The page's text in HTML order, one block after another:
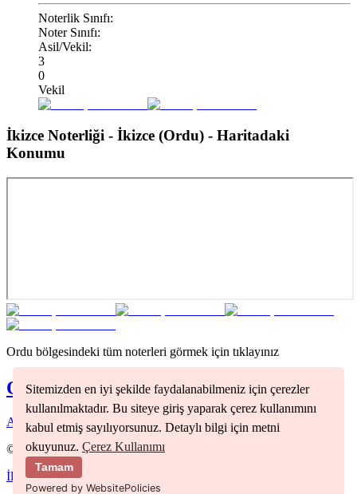
Sitemizden en iyi şekilde faydalanabilmeniz için çerezler
kullanılmaktadır. Bu siteye giriş yaparak çerez kullanımını
kabul etmiş sayılıyorsunuz. Detaylı bilgi için metni
okuyunuz. Çerez Kullanımı
Tamam
Powered by WebsitePolicies
Noterlik Sınıfı:
Noter Sınıfı:
Asil/Vekil:
3
0
Vekil
İkizce Noterliği - İkizce (Ordu) - Haritadaki
Konumu
Ordu bölgesindeki tüm noterleri görmek için tıklayınız
OrduNoterleri
Altınordu 1 Fatsa 1
©
2026Nöbetçi Noter
İletişimKullanım Koşulları